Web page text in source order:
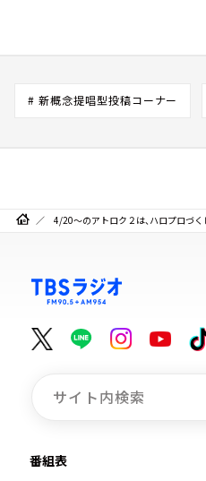
# 新概念提唱型投稿コーナー
4/20～のアトロク２は、ハロプロづく
番組表